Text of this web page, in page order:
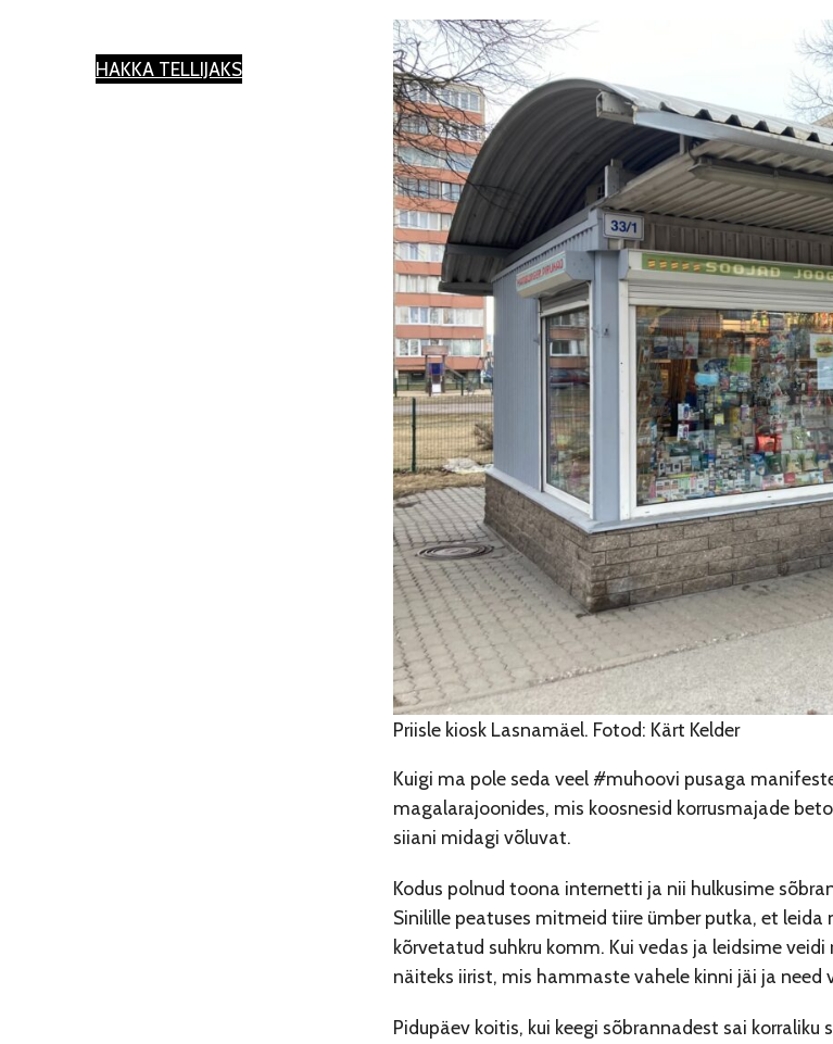
HAKKA TELLIJAKS
Priisle kiosk Lasnamäel. Fotod: Kärt Kelder
Kuigi ma pole seda veel #muhoovi pusaga
magalarajoonides, mis koosnesid korrusmajade
siiani midagi võluvat.
Kodus polnud toona internetti ja nii hulkusime
Sinilille peatuses mitmeid tiire ümber putka, et
kõrvetatud suhkru komm. Kui vedas ja leidsime
näiteks iirist, mis hammaste vahele kinni jäi ja need
Pidupäev koitis, kui keegi sõbrannadest sai